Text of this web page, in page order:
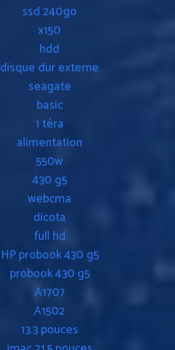
ssd 240go
x150
hdd
disque dur externe
seagate
basic
1 téra
alimentation
550w
430 g5
webcma
dicota
full hd
HP probook 430 g5
probook 430 g5
A1707
A1502
13.3 pouces